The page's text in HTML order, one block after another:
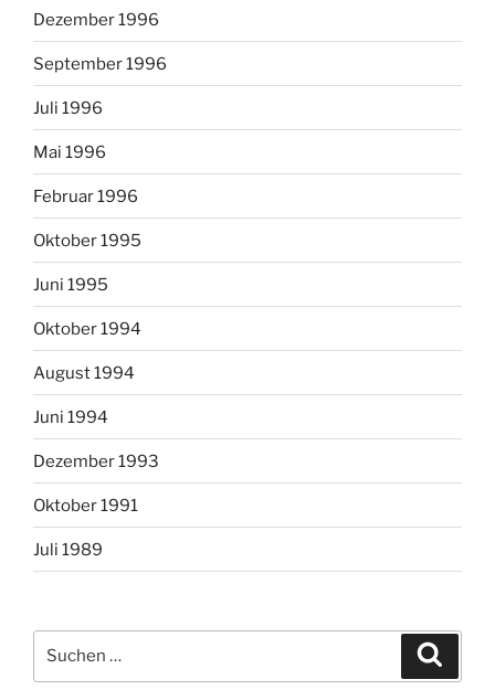
Dezember 1996
September 1996
Juli 1996
Mai 1996
Februar 1996
Oktober 1995
Juni 1995
Oktober 1994
August 1994
Juni 1994
Dezember 1993
Oktober 1991
Juli 1989
nach: